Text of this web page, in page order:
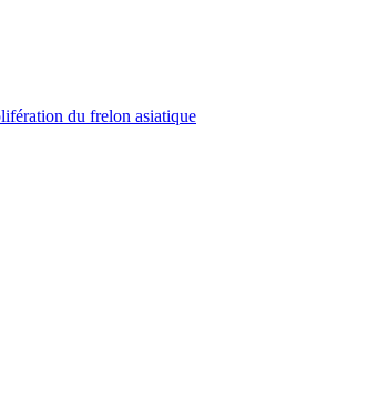
du frelon asiatique